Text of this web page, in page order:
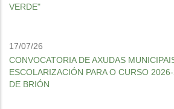
VERDE"
17/07/26
CONVOCATORIA DE AXUDAS
ESCOLARIZACIÓN PARA O CURSO
DE BRIÓN